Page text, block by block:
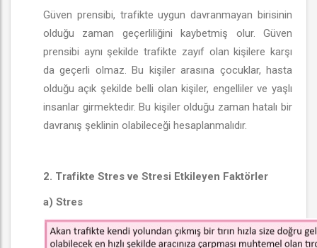
Güven prensibi, trafikte uygun davranmayan birisinin
olduğu zaman geçerliliğini kaybetmiş olur. Güven
prensibi aynı şekilde trafikte zayıf olan kişilere karşı
da geçerli olmaz. Bu kişiler arasına çocuklar, hasta
olduğu açık şekilde belli olan kişiler, engelliler ve yaşlı
insanlar girmektedir. Bu kişiler olduğu zaman hatalı bir
davranış şeklinin olabileceği hesaplanmalıdır.
2. Trafikte Stres ve Stresi Etkileyen Faktörler
a) Stres